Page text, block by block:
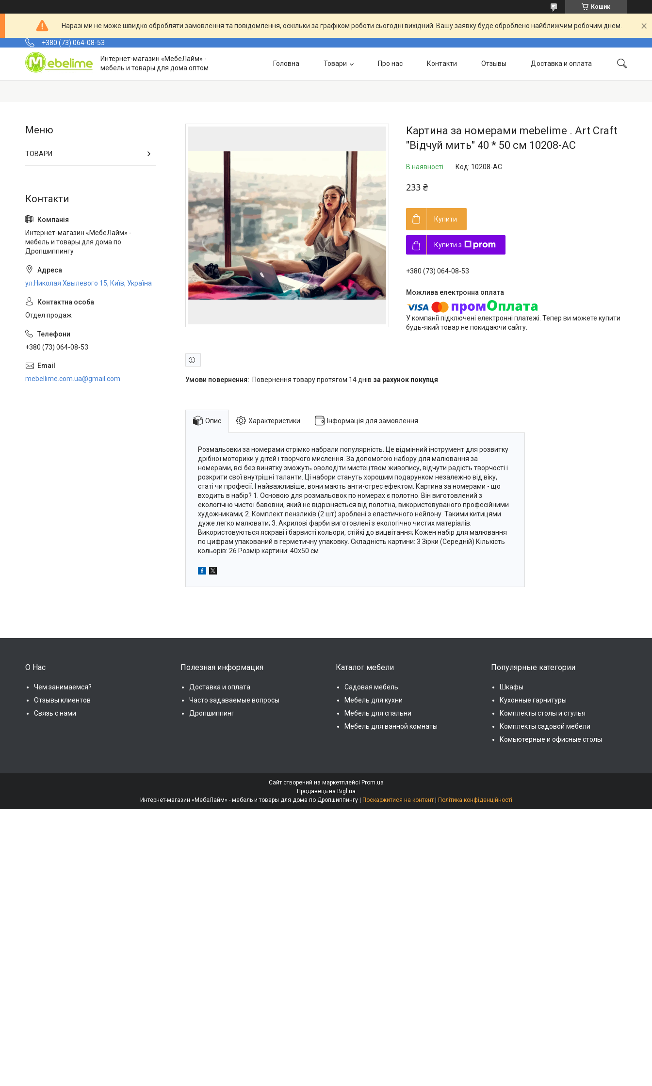
Кошик
Наразі ми не може швидко обробляти замовлення та повідомлення, оскільки за графіком роботи сьогодні вихідний. Вашу заявку буде оброблено найближчим робочим днем.
+380 (73) 064-08-53
Интернет-магазин «МебеЛайм» -
мебель и товары для дома оптом
Головна Товари Про нас Контакти Отзывы Доставка и оплата
Картина за номерами mebelime . Art Craft
"Відчуй мить" 40 * 50 см 10208-AC
В наявності Код: 10208-AC
233 ₴
Купити
Купити з
+380 (73) 064-08-53
У компанії підключені електронні платежі. Тепер ви можете купити
будь-який товар не покидаючи сайту.
повернення товару протягом 14 днів за рахунок покупця
Опис Характеристики Інформація для замовлення
Розмальовки за номерами стрімко набрали популярність. Це відмінний інструмент для розвитку
дрібної моторики у дітей і творчого мислення. За допомогою набору для малювання за
номерами, всі без винятку зможуть оволодіти мистецтвом живопису, відчути радість творчості і
розкрити свої внутрішні таланти. Ці набори стануть хорошим подарунком незалежно від віку,
статі чи професії. І найважливіше, вони мають анти-стрес ефектом. Картина за номерами - що
входить в набір? 1. Основою для розмальовок по номерах є полотно. Він виготовлений з
екологічно чистої бавовни, який не відрізняється від полотна, використовуваного професійними
художниками; 2. Комплект пензликів (2 шт) зроблені з еластичного нейлону. Такими китицями
дуже легко малювати; 3. Акрилові фарби виготовлені з екологічно чистих матеріалів.
Використовуються яскраві і барвисті кольори, стійкі до вицвітання; Кожен набір для малювання
по цифрам упакований в герметичну упаковку. Складність картини: 3 Зірки (Середній) Кількість
кольорів: 26 Розмір картини: 40х50 см
ТОВАРИ
Интернет-магазин «МебеЛайм» -
мебель и товары для дома по
Дропшиппингу
ул.Николая Хвылевого 15, Київ, Україна
Отдел продаж
+380 (73) 064-08-53
mebellime.com.ua@gmail.com
О Нас
Чем занимаемся?
Отзывы клиентов
Связь с нами
Полезная информация
Доставка и оплата
Часто задаваемые вопросы
Дропшиппинг
Каталог мебели
Садовая мебель
Мебель для кухни
Мебель для спальни
Мебель для ванной комнаты
Популярные категории
Шкафы
Кухонные гарнитуры
Комплекты столы и стулья
Комплекты садовой мебели
Комьютерные и офисные столы
Сайт створений на маркетплейсі Prom.ua
Продавець на Bigl.ua
Поскаржитися на контент Політика конфіденційності